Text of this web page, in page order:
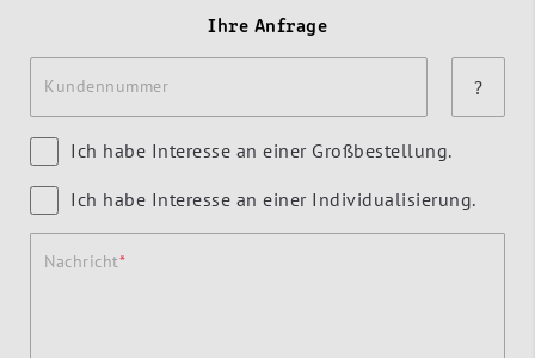
Ihre Anfrage
Kundennummer ?
Ich habe Interesse an einer Großbestellung.
Ich habe Interesse an einer Individualisierung.
Nachricht